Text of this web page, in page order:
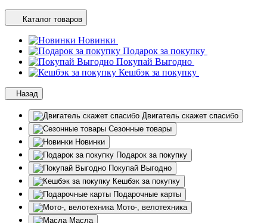
Каталог товаров
Новинки
Подарок за покупку
Покупай Выгодно
Кешбэк за покупку
Назад
Двигатель скажет спасибо
Сезонные товары
Новинки
Подарок за покупку
Покупай Выгодно
Кешбэк за покупку
Подарочные карты
Мото-, велотехника
Масла